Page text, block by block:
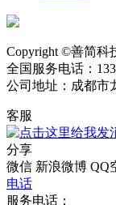
Copyright ©善简科
全国服务电话：
公司地址：成都市
客服
分享
微信 新浪微博 QQ
电话
服务电话：